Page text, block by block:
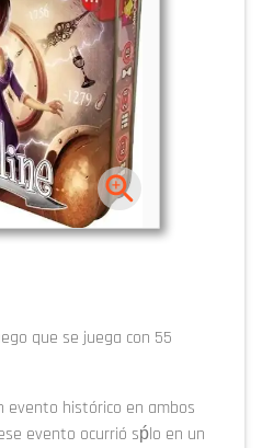
que se juega con 55
evento histórico en ambos
evento ocurrió sṕlo en un